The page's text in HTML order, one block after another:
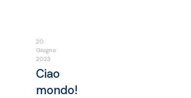
20
Giugno
2023
Ciao
mondo!